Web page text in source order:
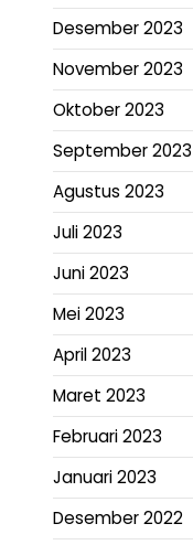
Desember 2023
November 2023
Oktober 2023
September 2023
Agustus 2023
Juli 2023
Juni 2023
Mei 2023
April 2023
Maret 2023
Februari 2023
Januari 2023
Desember 2022